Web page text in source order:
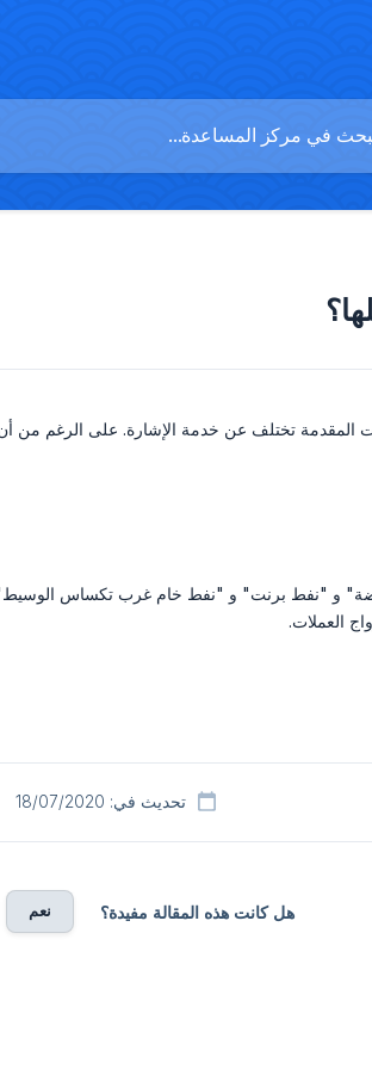
المقدمة تختلف عن خدمة الإشارة. على الرغم
و "نفط برنت" و "نفط خام غرب تكساس الوسيط"
تحديث في: 18/07/2020
هل كانت هذه المقالة مفيدة؟ نعم